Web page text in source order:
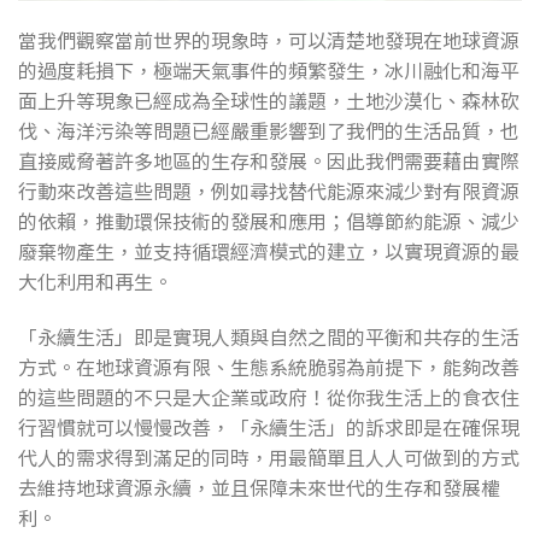
當我們觀察當前世界的現象時，可以清楚地發現在地球資源
的過度耗損下，極端天氣事件的頻繁發生，冰川融化和海平
面上升等現象已經成為全球性的議題，土地沙漠化、森林砍
伐、海洋污染等問題已經嚴重影響到了我們的生活品質，也
直接威脅著許多地區的生存和發展。因此我們需要藉由實際
行動來改善這些問題，例如尋找替代能源來減少對有限資源
的依賴，推動環保技術的發展和應用；倡導節約能源、減少
廢棄物產生，並支持循環經濟模式的建立，以實現資源的最
大化利用和再生。
「永續生活」即是實現人類與自然之間的平衡和共存的生活
方式。在地球資源有限、生態系統脆弱為前提下，能夠改善
的這些問題的不只是大企業或政府！從你我生活上的食衣住
行習慣就可以慢慢改善，「永續生活」的訴求即是在確保現
代人的需求得到滿足的同時，用最簡單且人人可做到的方式
去維持地球資源永續，並且保障未來世代的生存和發展權
利。